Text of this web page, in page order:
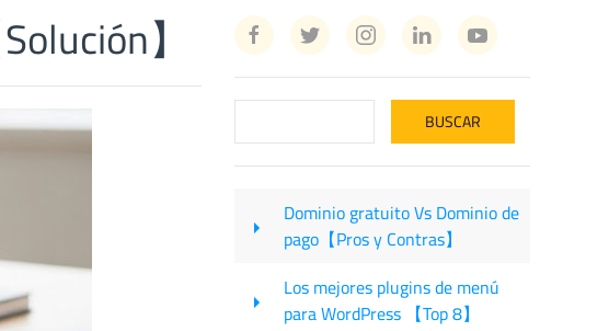
】
Dominio gratuito Vs Dominio de
pago【Pros y Contras】
Los mejores plugins de menú
para WordPress 【Top 8】